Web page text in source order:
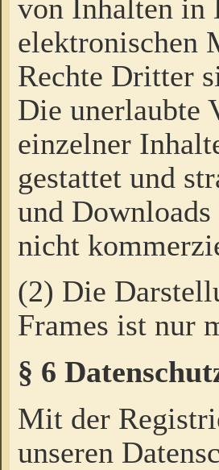
von Inhalten in
elektronischen
Rechte Dritter
Die unerlaubte
einzelner
gestattet und
und
nicht
(2) Die
Frames ist nur
§ 6
Mit der
unseren